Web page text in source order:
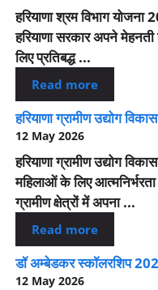
हरियाणा श्रम विभाग
हरियाणा सरकार अपने
लिए प्रतिबद्ध ...
Read more
हरियाणा ग्रामीण उद्योग
12 May 2026
हरियाणा ग्रामीण उद्योग
महिलाओं के लिए
ग्रामीण क्षेत्रों में अपना ...
Read more
डॉ अम्बेडकर स्कॉलरशिप
12 May 2026